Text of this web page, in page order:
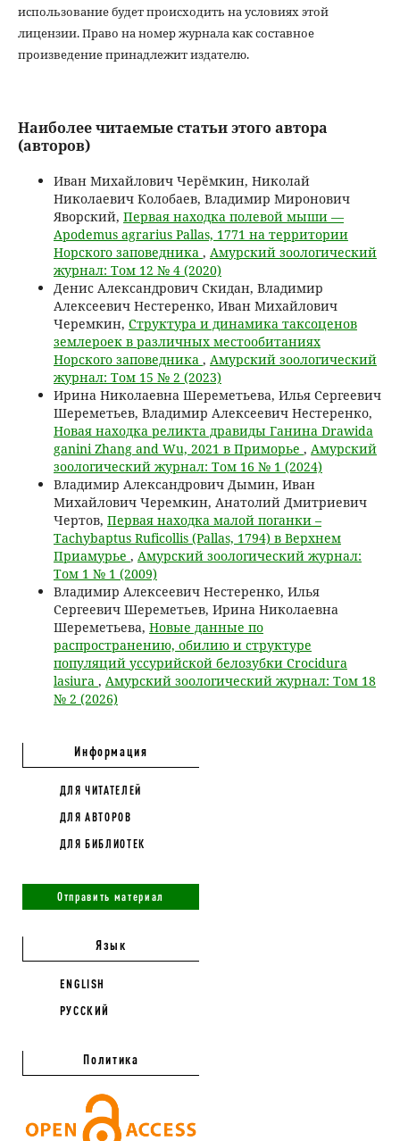
использование будет происходить на условиях этой
лицензии. Право на номер журнала как составное
произведение принадлежит издателю.
Наиболее читаемые статьи этого автора
(авторов)
Иван Михайлович Черёмкин, Николай
Николаевич Колобаев, Владимир Миронович
Яворский, Первая находка полевой мыши —
Apodemus agrarius Pallas, 1771 на территории
Норского заповедника , Амурский зоологический
журнал: Том 12 № 4 (2020)
Денис Александрович Скидан, Владимир
Алексеевич Нестеренко, Иван Михайлович
Черемкин, Структура и динамика таксоценов
землероек в различных местообитаниях
Норского заповедника , Амурский зоологический
журнал: Том 15 № 2 (2023)
Ирина Николаевна Шереметьева, Илья Сергеевич
Шереметьев, Владимир Алексеевич Нестеренко,
Новая находка реликта дравиды Ганина Drawida
ganini Zhang and Wu, 2021 в Приморье , Амурский
зоологический журнал: Том 16 № 1 (2024)
Владимир Александрович Дымин, Иван
Михайлович Черемкин, Анатолий Дмитриевич
Чертов, Первая находка малой поганки –
Tachybaptus Ruficollis (Pallas, 1794) в Верхнем
Приамурье , Амурский зоологический журнал:
Том 1 № 1 (2009)
Владимир Алексеевич Нестеренко, Илья
Сергеевич Шереметьев, Ирина Николаевна
Шереметьева, Новые данные по
распространению, обилию и структуре
популяций уссурийской белозубки Crocidura
lasiura , Амурский зоологический журнал: Том 18
№ 2 (2026)
Информация
ДЛЯ ЧИТАТЕЛЕЙ
ДЛЯ АВТОРОВ
ДЛЯ БИБЛИОТЕК
Отправить материал
Язык
ENGLISH
РУССКИЙ
Политика